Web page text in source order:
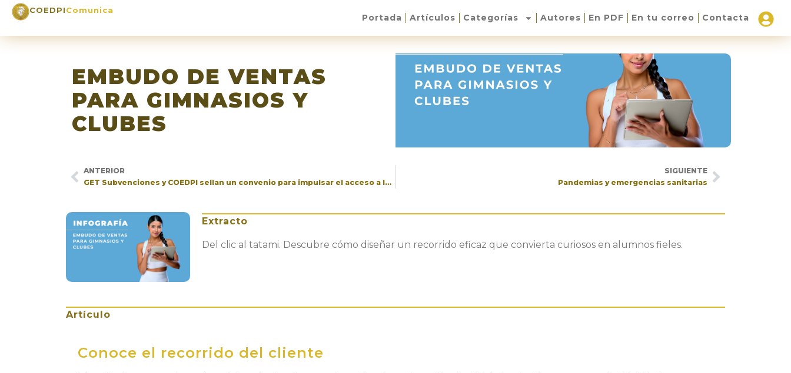
COEDPIComunica
Portada Artículos Categorías Autores En PDF En tu correo Contacta
EMBUDO DE VENTAS
PARA GIMNASIOS Y
CLUBES
ANTERIOR
GET Subvenciones y COEDPI sellan un convenio para impulsar el acceso a las ayudas públicas del deporte madrileño
SIGUIENTE
Pandemias y emergencias sanitarias
Extracto
Del clic al tatami. Descubre cómo diseñar un recorrido eficaz que convierta curiosos en alumnos fieles.
Artículo
Conoce el recorrido del cliente